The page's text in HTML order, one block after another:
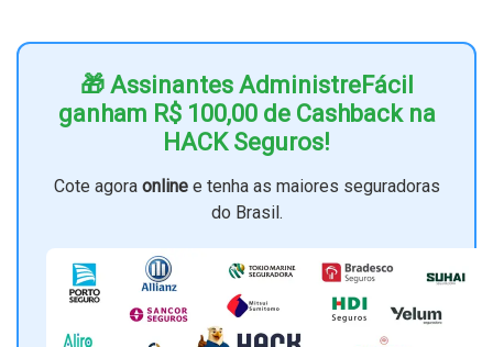
🎁 Assinantes AdministreFácil
ganham R$ 100,00 de Cashback na
HACK Seguros!
Cote agora onlinee tenha as maiores seguradoras
do Brasil.